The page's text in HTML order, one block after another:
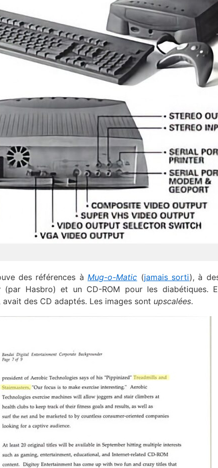
des références àMug-o-Matic (jamais sorti), à
(par Hasbro) et un CD-ROM pour les diabétiques.
avait des CD adaptés. Les images sont upscalées.